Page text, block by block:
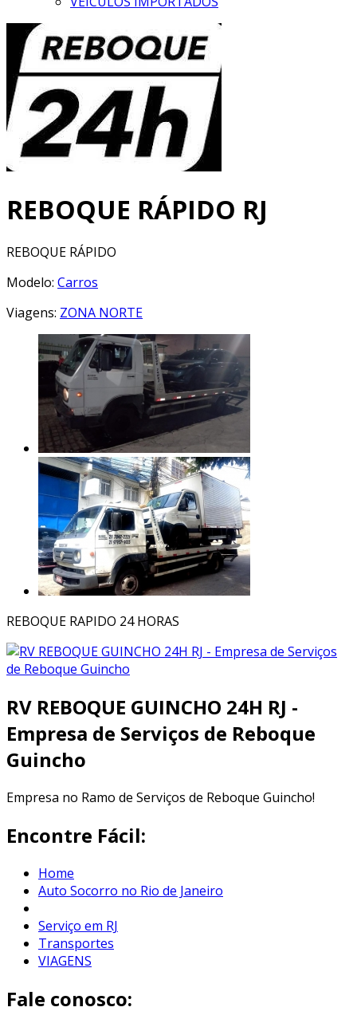
REBOQUE RÁPIDO RJ
REBOQUE RÁPIDO
Modelo: Carros
Viagens: ZONA NORTE
REBOQUE RAPIDO 24 HORAS
RV REBOQUE GUINCHO 24H RJ -
Empresa de Serviços de Reboque
Guincho
Empresa no Ramo de Serviços de Reboque Guincho!
Encontre Fácil:
Home
Auto Socorro no Rio de Janeiro
Serviço em RJ
Transportes
VIAGENS
Fale conosco: